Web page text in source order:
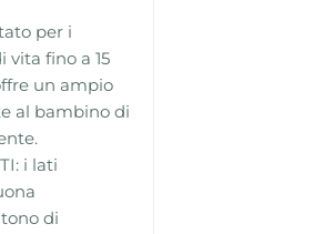
per i
fino a 15
un ampio
al bambino di
i lati
di